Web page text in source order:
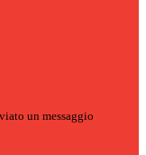
un messaggio